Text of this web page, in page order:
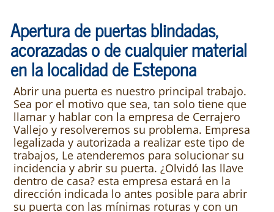
Apertura de puertas blindadas,
acorazadas o de cualquier material
en la localidad de Estepona
Abrir una puerta es nuestro principal trabajo.
Sea por el motivo que sea, tan solo tiene que
llamar y hablar con la empresa de Cerrajero
Vallejo y resolveremos su problema. Empresa
legalizada y autorizada a realizar este tipo de
trabajos, Le atenderemos para solucionar su
incidencia y abrir su puerta. ¿Olvidó las llave
dentro de casa? esta empresa estará en la
dirección indicada lo antes posible para abrir
su puerta con las mínimas roturas y con un